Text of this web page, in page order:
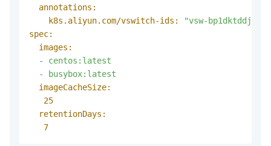
annotations:
k8s.aliyun.com/vswitch-ids:
"vsw-
spec:
images:
-
centos:latest
-
busybox:latest
imageCacheSize:
25
retentionDays:
7